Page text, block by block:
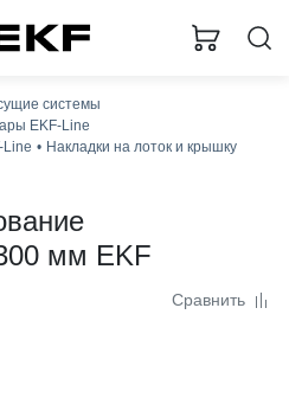
системы
EKF-Line
Line
Накладки на лоток и крышку
мм EKF
Сравнить